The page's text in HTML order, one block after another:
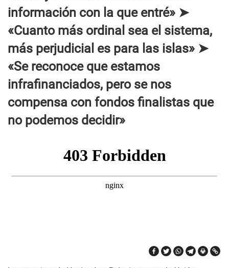
información con la que entré» ➤
«Cuanto más ordinal sea el sistema,
más perjudicial es para las islas» ➤
«Se reconoce que estamos
infrafinanciados, pero se nos
compensa con fondos finalistas que
no podemos decidir»